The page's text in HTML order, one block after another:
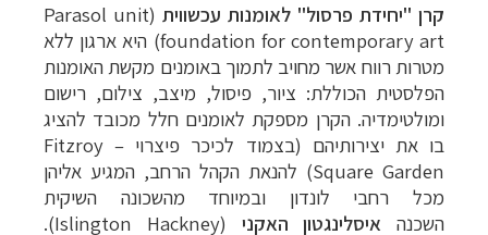
קרן "יחידת פרסול" לאומנות עכשווית (Parasol unit
foundation for contemporary art) היא ארגון ללא
מטרות רווח אשר מחויב לתמוך באומנים מקשת האומנות
הפלסטית הכוללת: ציור, פיסול, מיצב, צילום, רישום
ומולטימדיה. הקרן מספקת לאומנים חלל מכובד להציג
בו את יצירותיהם (בצמוד לכיכר פיצרוי –
Fitzroy
Square Garden) להנאת הקהל הרחב, המגיע אליהן
מכל רחבי לונדון ובמיוחד מהשכונה השיקית
השכנה איסלינגטון האקני (
Islington Hackney
).